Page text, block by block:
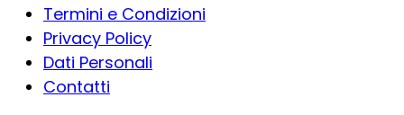
Termini e Condizioni
Privacy Policy
Dati Personali
Contatti